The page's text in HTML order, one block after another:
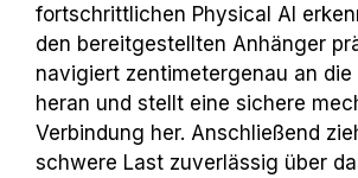
fortschrittlichen Physical AI
den bereitgestellten Anhänger
navigiert zentimetergenau an die
heran und stellt eine sichere
Verbindung her. Anschließend
schwere Last zuverlässig über